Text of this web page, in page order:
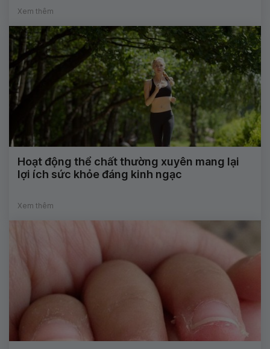
Xem thêm
Hoạt động thể chất thường xuyên mang lại
lợi ích sức khỏe đáng kinh ngạc
Xem thêm